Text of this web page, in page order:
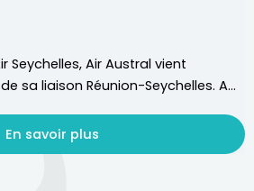
Seychelles, Air Austral vient
sa liaison Réunion-Seychelles. A...
En savoir plus